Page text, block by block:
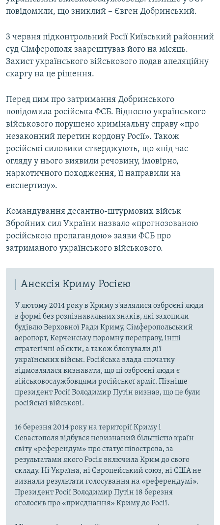
повідомили, що зниклий – Євген Добринський.
3 червня підконтрольний Росії Київський районний
суд Сімферополя заарештував його на місяць.
Захист українського військового подав апеляційну
скаргу на це рішення.
Перед цим про затримання Добринського
повідомила російська ФСБ. Відносно українського
військового порушено кримінальну справу «про
незаконний перетин кордону Росії». Також
російські силовики стверджують, що «під час
огляду у нього виявили речовину, імовірно,
наркотичного походження, її направили на
експертизу».
Командування десантно-штурмових військ
Збройних сил України назвало «прогнозованою
російською пропагандою» заяви ФСБ про
затриманого українського військового.
Анексія Криму Росією
У лютому 2014 року в Криму з'являлися озброєні люди
в формі без розпізнавальних знаків, які захопили
будівлю Верховної Ради Криму, Сімферопольський
аеропорт, Керченську поромну переправу, інші
стратегічні об'єкти, а також блокували дії
українських військ. Російська влада спочатку
відмовлялася визнавати, що ці озброєні люди є
військовослужбовцями російської армії. Пізніше
президент Росії Володимир Путін визнав, що це були
російські військові.
16 березня 2014 року на території Криму і
Севастополя відбувся невизнаний більшістю країн
світу «референдум» про статус півострова, за
результатами якого Росія включила Крим до свого
складу. Ні Україна, ні Європейський союз, ні США не
визнали результати голосування на «референдумі».
Президент Росії Володимир Путін 18 березня
оголосив про «приєднання» Криму до Росії.